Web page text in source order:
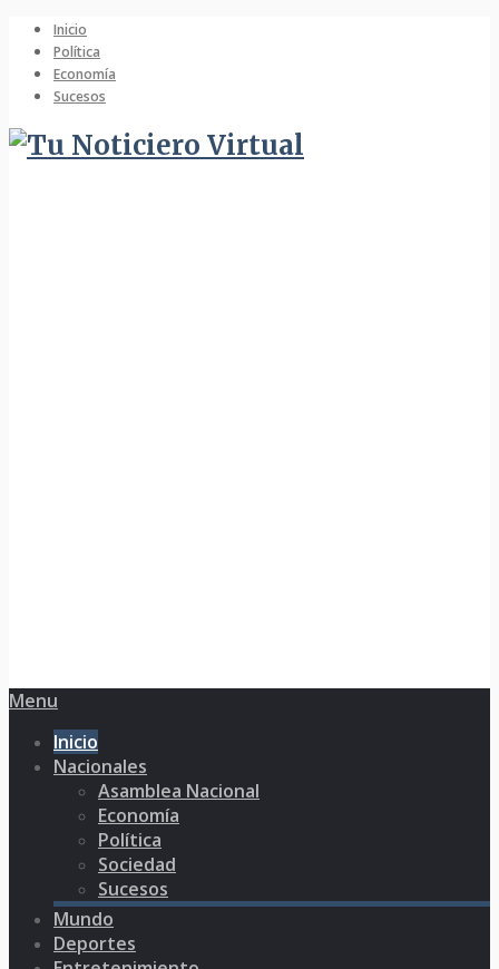
Inicio
Política
Economía
Sucesos
Menu
Inicio
Nacionales
Asamblea Nacional
Economía
Política
Sociedad
Sucesos
Mundo
Deportes